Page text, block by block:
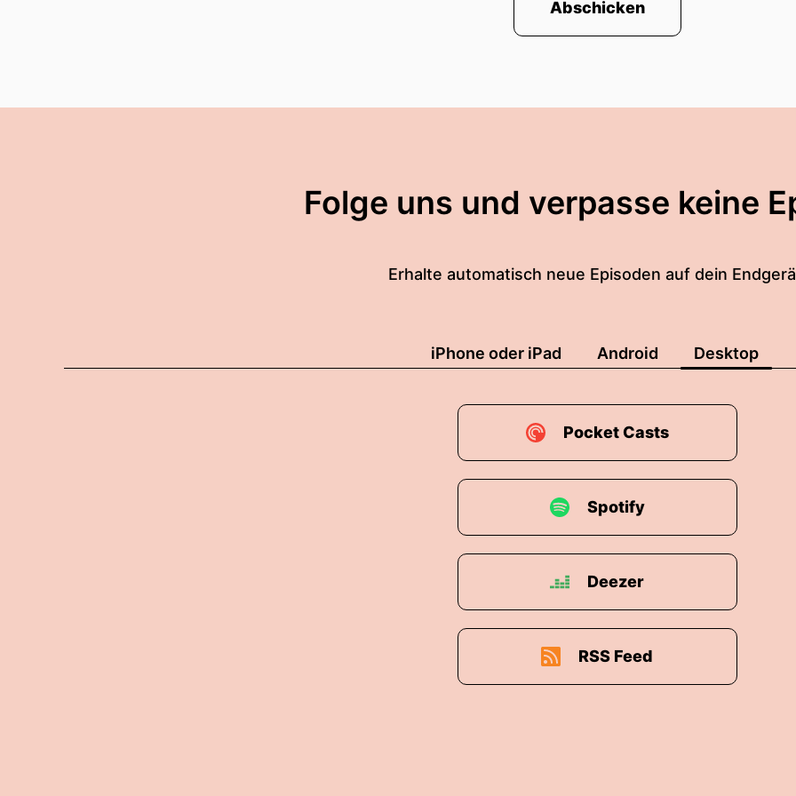
Abschicken
Folge uns und verpasse keine
Erhalte automatisch neue Episoden auf dein
iPhone oder iPad Android Desktop
Pocket Casts
Spotify
Deezer
RSS Feed